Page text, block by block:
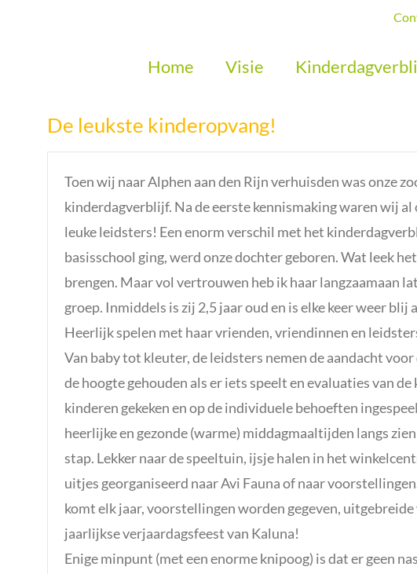
Home Visie
De leukste kinderopvang!
Toen wij naar Alphen aan den Rijn verhuisden was onze
kinderdagverblijf. Na de eerste kennismaking waren wij
leuke leidsters! Een enorm verschil met het
basisschool ging, werd onze dochter geboren. Wat leek
brengen. Maar vol vertrouwen heb ik haar langzaamaan
groep. Inmiddels is zij 2,5 jaar oud en is elke keer weer blij
Heerlijk spelen met haar vrienden, vriendinnen en
Van baby tot kleuter, de leidsters nemen de aandacht
de hoogte gehouden als er iets speelt en evaluaties van
kinderen gekeken en op de individuele behoeften
heerlijke en gezonde (warme) middagmaaltijden langs
stap. Lekker naar de speeltuin, ijsje halen in het
uitjes georganiseerd naar Avi Fauna of naar
komt elk jaar, voorstellingen worden gegeven,
jaarlijkse verjaardagsfeest van Kaluna!
Enige minpunt (met een enorme knipoog) is dat er geen